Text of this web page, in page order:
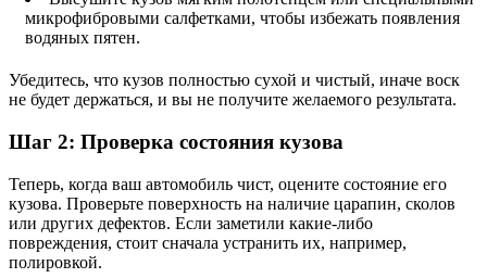
микрофибровыми салфетками, чтобы избежать появления
водяных пятен.
Убедитесь, что кузов полностью сухой и чистый, иначе воск
не будет держаться, и вы не получите желаемого результата.
Шаг 2: Проверка состояния кузова
Теперь, когда ваш автомобиль чист, оцените состояние его
кузова. Проверьте поверхность на наличие царапин, сколов
или других дефектов. Если заметили какие-либо
повреждения, стоит сначала устранить их, например,
полировкой.